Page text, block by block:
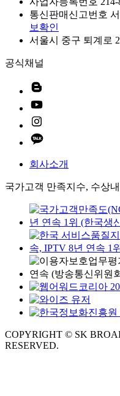
통신판매신고번호
보확인
서울시 중구 퇴계로
공식채널
회사소개
국가고객 만족지수, 수상
COPYRIGHT © SK
RESERVED.